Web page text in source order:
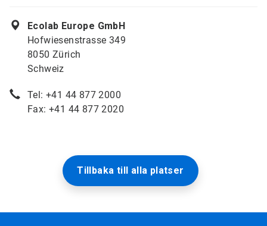
Ecolab Europe GmbH
Hofwiesenstrasse 349
8050 Zürich
Schweiz
Tel: +41 44 877 2000
Fax: +41 44 877 2020
Tillbaka till alla platser